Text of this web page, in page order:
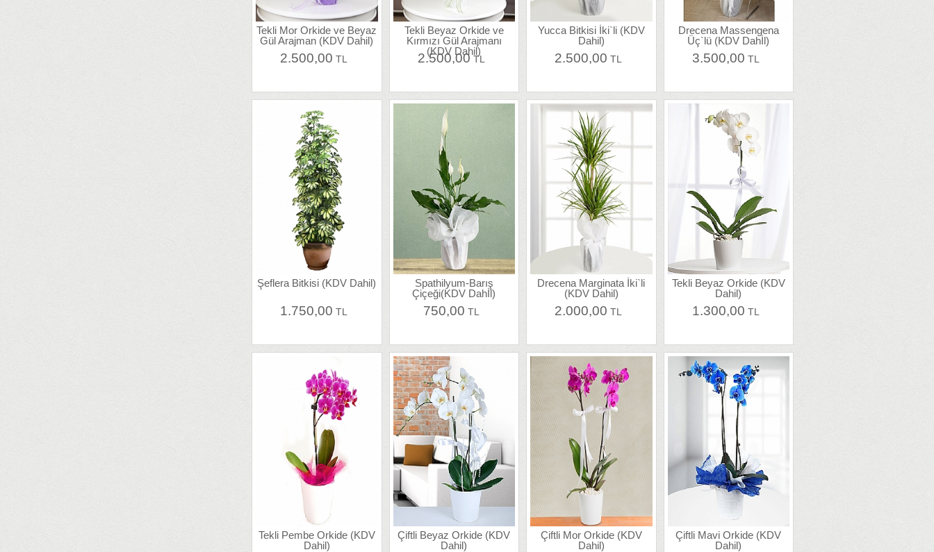
Tekli Mor Orkide ve Beyaz
Gül Arajman (KDV Dahil)
2.500,00 TL
Tekli Beyaz Orkide ve
Kırmızı Gül Arajmanı
(KDV Dahil)
2.500,00 TL
Yucca Bitkisi İki`li (KDV
Dahil)
2.500,00 TL
Drecena Massengena
Üç`lü (KDV Dahİl)
3.500,00 TL
Şeflera Bitkisi (KDV Dahil)
1.750,00 TL
Spathilyum-Barış
Çiçeği(KDV Dahİl)
750,00 TL
Drecena Marginata İki`li
(KDV Dahil)
2.000,00 TL
Tekli Beyaz Orkide (KDV
Dahil)
1.300,00 TL
Tekli Pembe Orkide (KDV
Dahil)
Çiftli Beyaz Orkide (KDV
Dahil)
Çiftli Mor Orkide (KDV
Dahil)
Çiftli Mavi Orkide (KDV
Dahil)